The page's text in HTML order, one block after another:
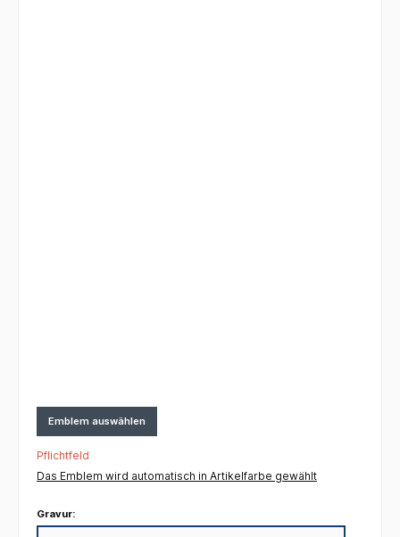
Emblem auswählen
Pflichtfeld
Das Emblem wird automatisch in Artikelfarbe gewählt
Gravur: